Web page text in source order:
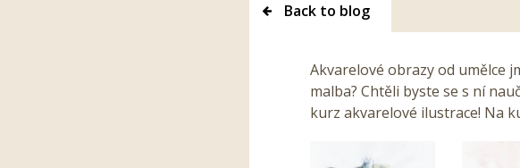
Back to blog
Akvarelové obrazy od umělce
malba? Chtěli byste se s ní
kurz akvarelové ilustrace! Na